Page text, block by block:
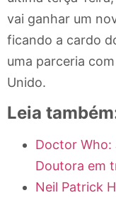
vai ganhar um
ficando a cardo
uma parceria
Unido.
Leia
Doctor Who:
Doutora em
Neil Patrick